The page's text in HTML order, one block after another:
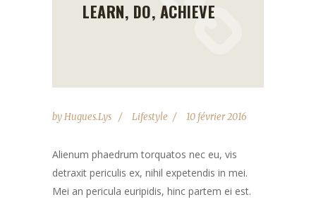
LEARN, DO, ACHIEVE
byHugues.lys Lifestyle 10 février 2016
Alienum phaedrum torquatos nec eu, vis
detraxit periculis ex, nihil expetendis in mei.
Mei an pericula euripidis, hinc partem ei est.